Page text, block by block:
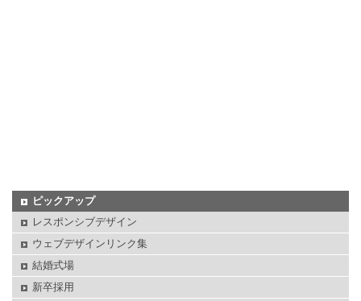
ピックアップ
レスポンシブデザイン
ウェブデザインリンク集
結婚式場
新卒採用